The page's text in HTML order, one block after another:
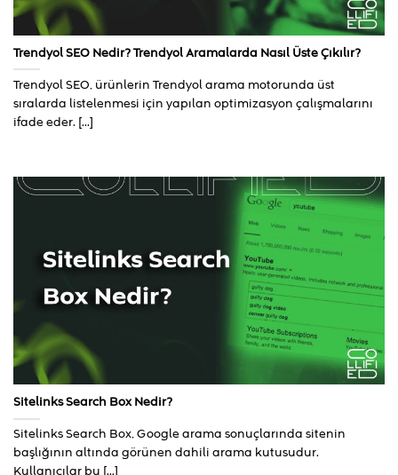
Trendyol SEO Nedir? Trendyol Aramalarda Nasıl Üste Çıkılır?
Trendyol SEO, ürünlerin Trendyol arama motorunda üst
sıralarda listelenmesi için yapılan optimizasyon çalışmalarını
ifade eder. [...]
Sitelinks Search Box Nedir?
Sitelinks Search Box, Google arama sonuçlarında sitenin
başlığının altında görünen dahili arama kutusudur.